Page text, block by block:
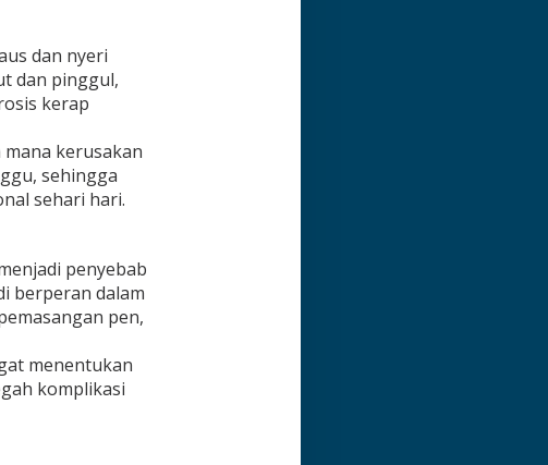
dan nyeri
dan pinggul,
kerap
kerusakan
sehingga
sehari hari.
penyebab
berperan dalam
pen,
menentukan
komplikasi